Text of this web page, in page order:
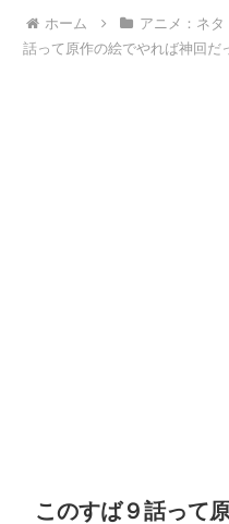
ホーム アニメ：ネタ
話って原作の絵でやれば神回だ
このすば９話って